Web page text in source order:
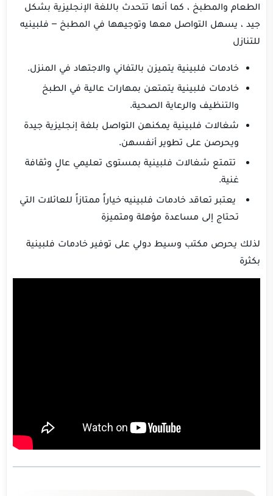
الطعام والمطبخ ، كما أنها تتحدث باللغة الإنجليزية بشكل
جيد ، يسهل التواصل معها وتوجيهها في المطبخ – فلبينيه
للتنازل
خادمات فلبينية يتميزن بالتفاني والاجتهاد في المنزل.
خادمات فلبينية يتمتعن بمهارات عالية في الطبخ
والتنظيف والرعاية الصحية.
شغالات فلبينية يمكنهن التواصل بلغة إنجليزية جيدة
ويحرصن على تطوير أنفسهن.
تتمتع شغالات فلبينية بمستوى تعليمي عالٍ وثقافة
غنية.
يعتبر تعاقد خادمات فلبينيه خياراً ممتازاً للعائلات التي
تحتاج إلى مساعدة مؤهلة ومتميزة
لذلك يحرص مكتب وسيط دولي على توفير خادمات فلبينية
بكثرة